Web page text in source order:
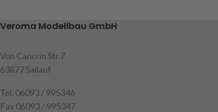
Veroma Modellbau GmbH
Von Cancrin Str.7
63877 Sailauf
Tel. 06093 / 995346
Fax 06093 / 995347